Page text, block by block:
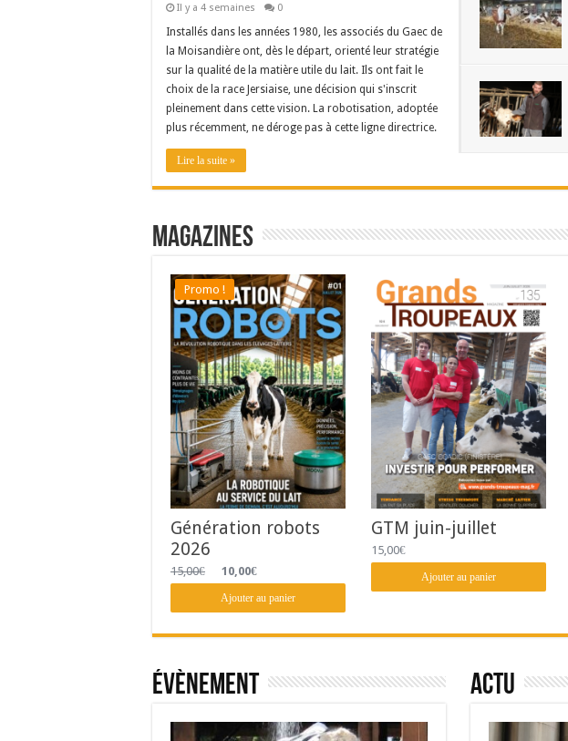
Il y a 4 semaines 0
Installés dans les années 1980, les associés du Gaec de
la Moisandière ont, dès le départ, orienté leur stratégie
sur la qualité de la matière utile du lait. Ils ont fait le
choix de la race Jersiaise, une décision qui s'inscrit
pleinement dans cette vision. La robotisation, adoptée
plus récemment, ne déroge pas à cette ligne directrice.
Lire la suite »
Magazines
Promo !
Génération robots
2026
15,00€
prix
initial
était :
10,00€
prix
actuel
est :
Ajouter au panier
GTM juin-juillet
15,00€
Ajouter au panier
Évènement Actu